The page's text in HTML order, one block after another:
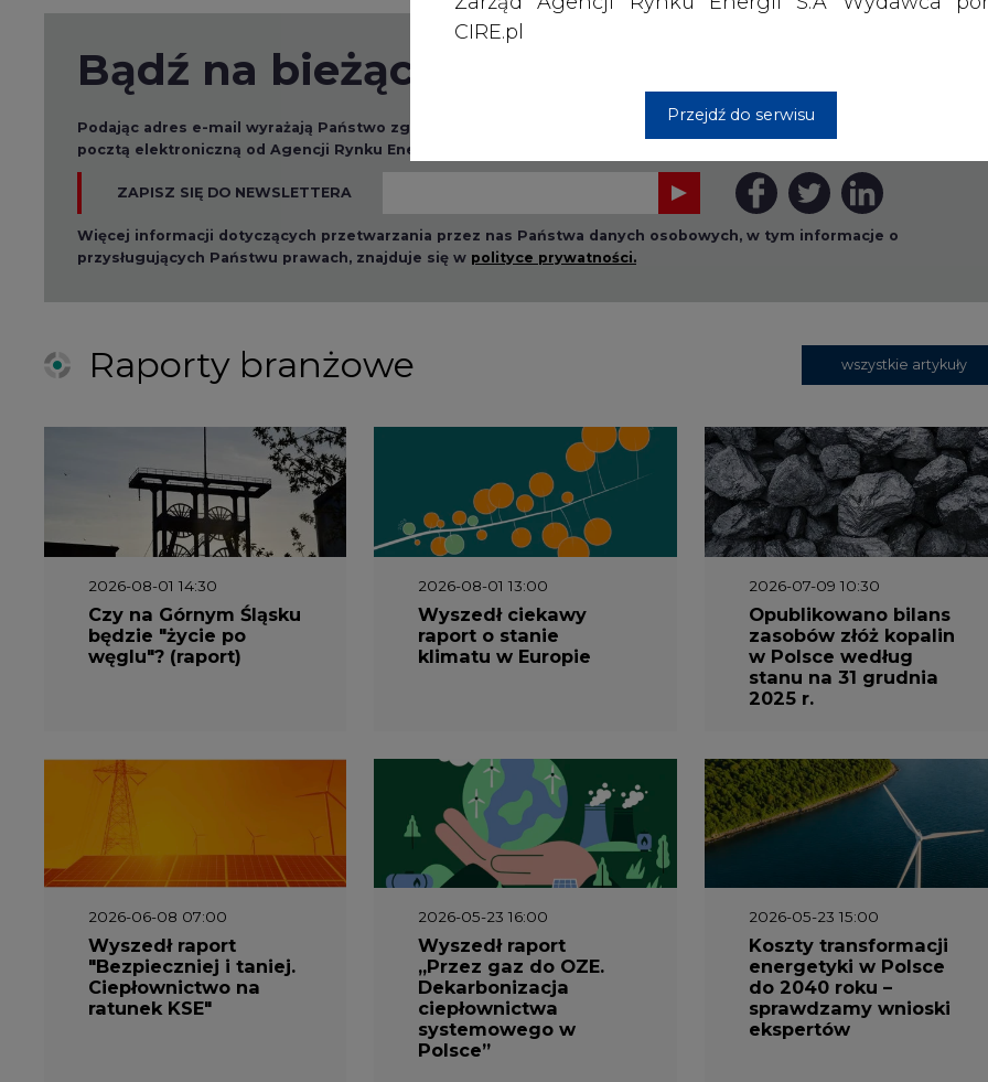
CIRE.pl
Przejdź do serwisu
Bądź na bieżąco
Podając adres e-mail wyrażają Państwo zgodę na otrzymywanie treści marketingowych w postaci newslettera
pocztą elektroniczną od Agencji Rynku Energii S.A z siedzibą w Warszawie.
ZAPISZ SIĘ DO NEWSLETTERA
Więcej informacji dotyczących przetwarzania przez nas Państwa danych osobowych, w tym informacje o
przysługujących Państwu prawach, znajduje się w polityce prywatności.
Raporty branżowe wszystkie artykuły
2026-08-01 14:30
Czy na Górnym Śląsku
będzie "życie po
węglu"? (raport)
2026-08-01 13:00
Wyszedł ciekawy
raport o stanie
klimatu w Europie
2026-07-09 10:30
Opublikowano bilans
zasobów złóż kopalin
w Polsce według
stanu na 31 grudnia
2025 r.
2026-06-08 07:00
Wyszedł raport
"Bezpieczniej i taniej.
Ciepłownictwo na
ratunek KSE"
2026-05-23 16:00
Wyszedł raport
„Przez gaz do OZE.
Dekarbonizacja
ciepłownictwa
systemowego w
Polsce”
2026-05-23 15:00
Koszty transformacji
energetyki w Polsce
do 2040 roku –
sprawdzamy wnioski
ekspertów